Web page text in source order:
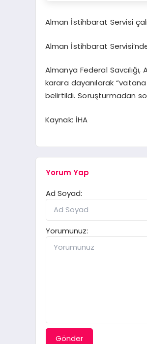
Alman İstihbarat Servisi
Alman İstihbarat
Almanya Federal
karara dayanılarak “vatana
belirtildi. Soruşturmadan
Kaynak: İHA
Yorum Yap
Ad Soyad:
Yorumunuz:
Gönder